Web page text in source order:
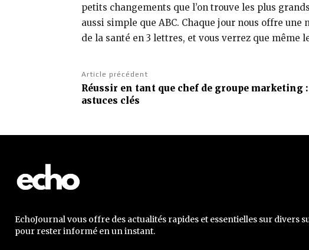
petits changements que l’on trouve les plus
aussi simple que ABC. Chaque jour nous offre
de la santé en 3 lettres, et vous verrez que même
Article précédent
Réussir en tant que chef de groupe marketing
astuces clés
EchoJournal vous offre des actualités rapides et essentielles sur divers
pour rester informé en un instant.